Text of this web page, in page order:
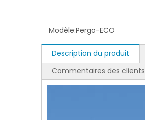
Modèle:Pergo-ECO
Description du produit
Commentaires des clients